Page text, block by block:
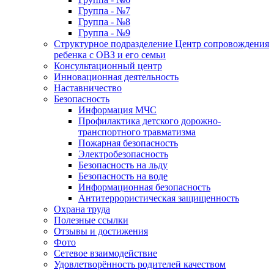
Группа - №7
Группа - №8
Группа - №9
Структурное подразделение Центр сопровождения
ребенка с ОВЗ и его семьи
Консультационный центр
Инновационная деятельность
Наставничество
Безопасность
Информация МЧС
Профилактика детского дорожно-
транспортного травматизма
Пожарная безопасность
Электробезопасность
Безопасность на льду
Безопасность на воде
Информационная безопасность
Антитеррористическая защищенность
Охрана труда
Полезные ссылки
Отзывы и достижения
Фото
Сетевое взаимодействие
Удовлетворённость родителей качеством